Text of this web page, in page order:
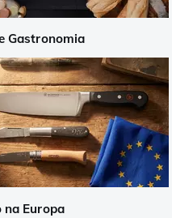
Gastronomia
na Europa